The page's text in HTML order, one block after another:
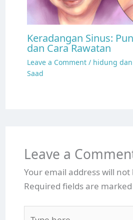
Keradangan Sinus:
dan Cara Rawatan
Leave a Comment / hidung
Saad
Leave a
Your email address will
Required fields are marked